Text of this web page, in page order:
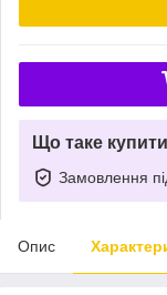
Що таке
Замовлення
Опис